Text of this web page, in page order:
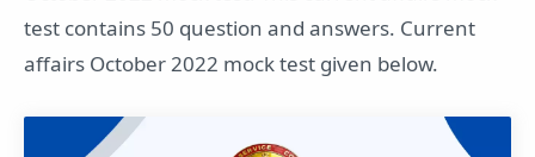
test contains 50 question and answers. Current
affairs October 2022 mock test given below.